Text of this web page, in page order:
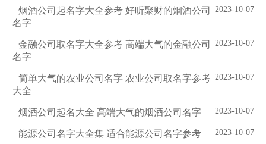
2023-10-07
烟酒公司起名字大全参考 好听聚财的烟酒公司
名字
2023-10-07
金融公司取名字大全参考 高端大气的金融公司
名字
2023-10-07
简单大气的农业公司名字 农业公司取名字参考
大全
2023-10-07
烟酒公司起名大全 高端大气的烟酒公司名字
2023-10-07
能源公司名字大全集 适合能源公司名字参考